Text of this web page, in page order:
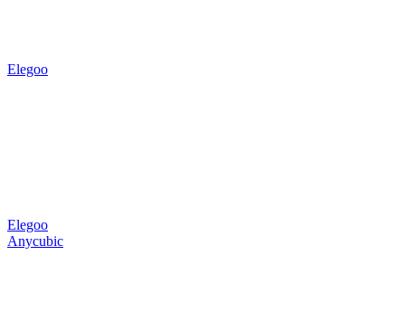
Elegoo
Elegoo
Anycubic